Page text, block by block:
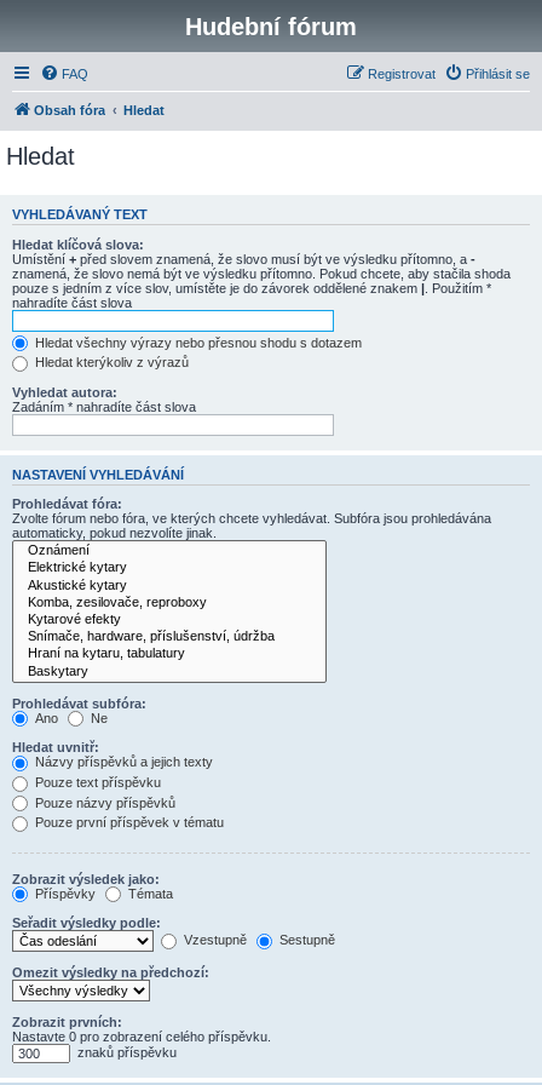
Hudební fórum
FAQ Přihlásit se
Registrovat
Obsah fóra Hledat
Hledat
VYHLEDÁVANÝ TEXT
Hledat klíčová slova:
Umístění + před slovem znamená, že slovo musí být ve výsledku přítomno, a -
znamená, že slovo nemá být ve výsledku přítomno. Pokud chcete, aby stačila shoda
pouze s jedním z více slov, umístěte je do závorek oddělené znakem | . Použitím *
nahradíte část slova
Hledat všechny výrazy nebo přesnou shodu s dotazem
Hledat kterýkoliv z výrazů
Vyhledat autora:
Zadáním * nahradíte část slova
NASTAVENÍ VYHLEDÁVÁNÍ
Prohledávat fóra:
Zvolte fórum nebo fóra, ve kterých chcete vyhledávat. Subfóra jsou prohledávána
automaticky, pokud nezvolíte jinak.
Prohledávat subfóra:
Ano
Ne
Hledat uvnitř:
Názvy příspěvků a jejich texty
Pouze text příspěvku
Pouze názvy příspěvků
Pouze první příspěvek v tématu
Zobrazit výsledek jako:
Příspěvky
Témata
Seřadit výsledky podle:
Vzestupně
Sestupně
Omezit výsledky na předchozí:
Zobrazit prvních:
Nastavte 0 pro zobrazení celého příspěvku.
znaků příspěvku